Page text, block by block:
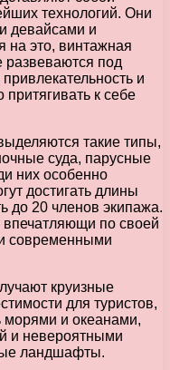
технологий. Они
девайсами и
на это, винтажная
развеваются под
и
к себе
такие типы,
суда, парусные
них особенно
достигать длины
до 20 членов экипажа.
по своей
современными
круизные
для туристов,
морями и океанами,
и невероятными
ландшафты.